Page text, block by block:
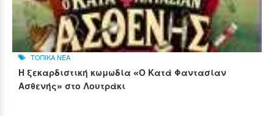
ΤΟΠΙΚΑ ΝΕΑ
Η ξεκαρδιστική κωμωδία «Ο Κατά Φαντασίαν
Ασθενής» στο Λουτράκι